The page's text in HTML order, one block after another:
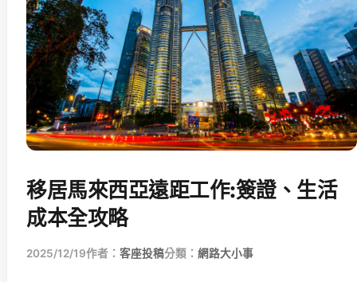
移居馬來西亞遠距工作:簽證、生活
成本全攻略
2025/12/19作者： 客座投稿分類： 網路大小事